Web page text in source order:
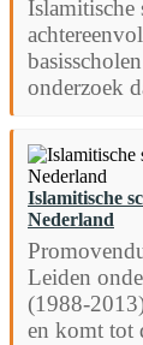
onderzoek
Islamitische
Nederland
Leiden
(1988-
en komt tot